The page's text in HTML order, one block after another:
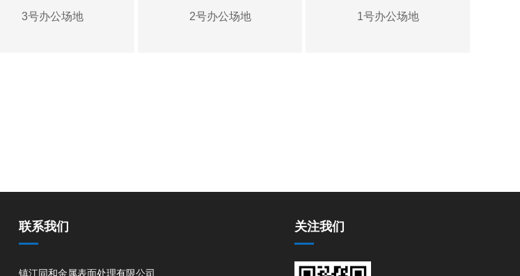
3号办公场地 2号办公场地 1号办公场地
联系我们
镇江同和金属表面处理有限公司
关注我们